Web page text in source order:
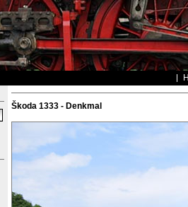
Škoda 1333 - Denkmal